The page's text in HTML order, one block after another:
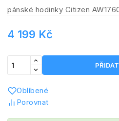
pánské hodinky Citizen
4 199 Kč
Oblíbené
Porovnat